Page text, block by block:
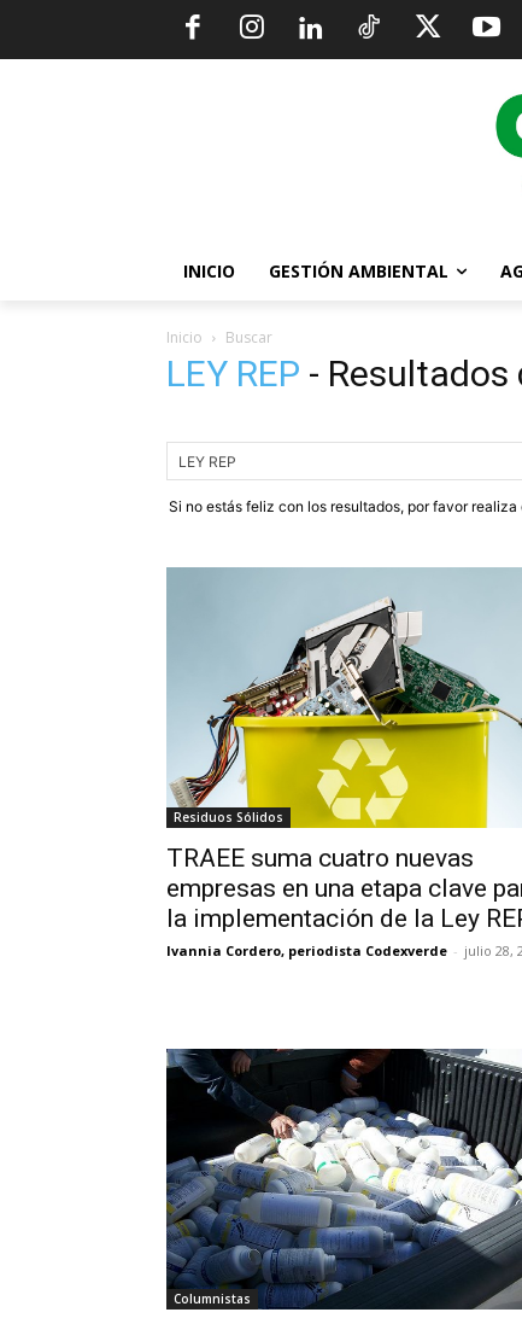
INICIO GESTIÓN AMBIENTAL
Inicio Buscar
LEY REP - Resultados
Si no estás feliz con los resultados, por favor realiza
Residuos Sólidos
TRAEE suma cuatro nuevas
empresas en una etapa clave
la implementación de la Ley
Ivannia Cordero, periodista Codexverde - julio 28,
Columnistas